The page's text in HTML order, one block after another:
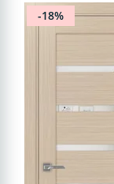
-18%